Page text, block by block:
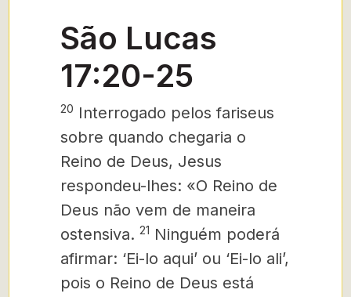
São Lucas
17:20-25
20 Interrogado pelos fariseus
sobre quando chegaria o
Reino de Deus, Jesus
respondeu-lhes: «O Reino de
Deus não vem de maneira
ostensiva. 21 Ninguém poderá
afirmar: ‘Ei-lo aqui’ ou ‘Ei-lo ali’,
pois o Reino de Deus está